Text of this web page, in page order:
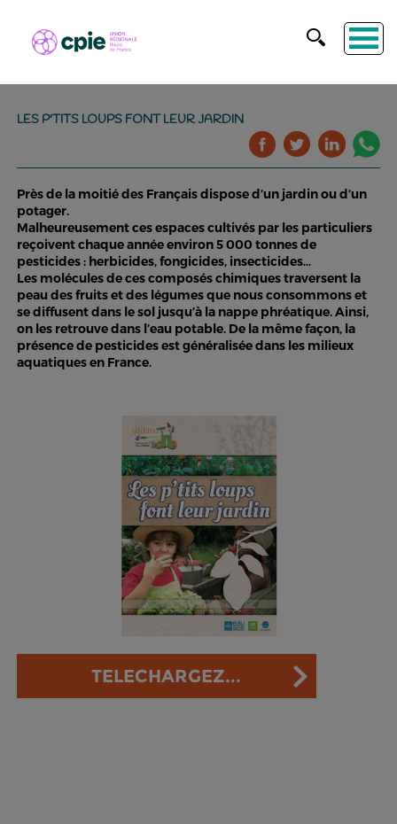
LES P'TITS LOUPS FONT LEUR JARDIN
Près de la moitié des Français dispose d’un jardin ou d’un
potager.
Malheureusement ces espaces cultivés par les particuliers
reçoivent chaque année environ 5 000 tonnes de
pesticides : herbicides, fongicides, insecticides…
Les molécules de ces composés chimiques traversent la
peau des fruits et des légumes que nous consommons et
se diffusent dans le sol jusqu’à la nappe phréatique. Ainsi,
on les retrouve dans l’eau potable. De la même façon, la
présence de pesticides est généralisée dans les milieux
aquatiques en France.
TELECHARGEZ...